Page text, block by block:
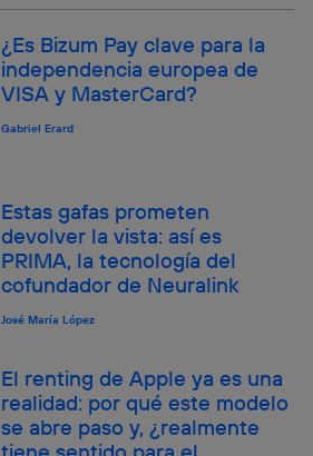
¿Es Bizum Pay clave para la
independencia europea de
VISA y MasterCard?
Gabriel Erard
Estas gafas prometen
devolver la vista: así es
PRIMA, la tecnología del
cofundador de Neuralink
José María López
El renting de Apple ya es una
realidad: por qué este modelo
se abre paso y, ¿realmente